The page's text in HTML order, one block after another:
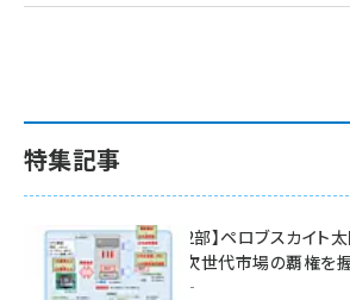
特集記事
特集【第2部】ペロブスカイト
戦略 ― 次世代市場の覇権を
の動向 ―